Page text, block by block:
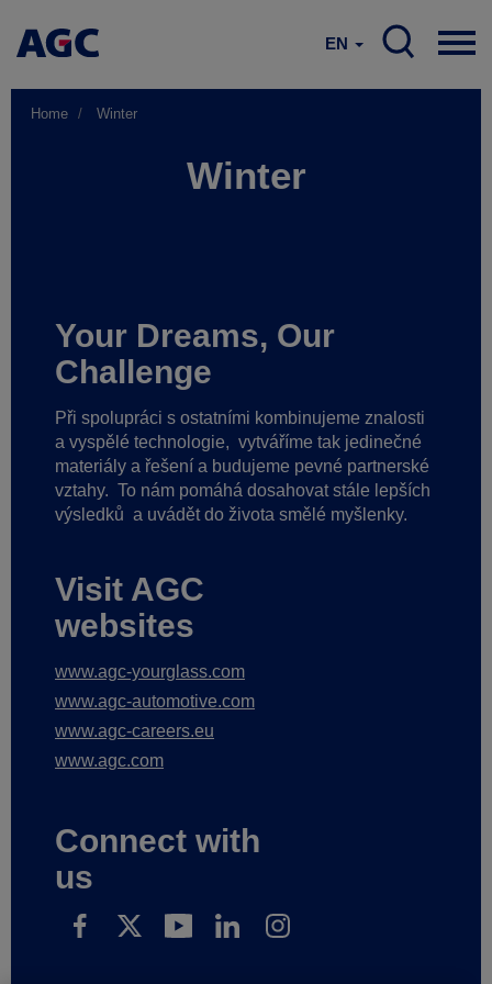
EN
Home Winter
Winter
Your Dreams, Our
Challenge
Při spolupráci s ostatními kombinujeme znalosti
a vyspělé technologie, vytváříme tak jedinečné
materiály a řešení a budujeme pevné partnerské
vztahy. To nám pomáhá dosahovat stále lepších
výsledků a uvádět do života smělé myšlenky.
Visit AGC
websites
www.agc-yourglass.com
www.agc-automotive.com
www.agc-careers.eu
www.agc.com
Connect with
us